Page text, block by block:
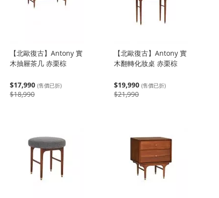
【北歐復古】Antony 實
木抽屜茶几 赤栗棕
$17,990 (售價已折)
$18,990
【北歐復古】Antony 實
木翻轉化妝桌 赤栗棕
$19,990 (售價已折)
$21,990